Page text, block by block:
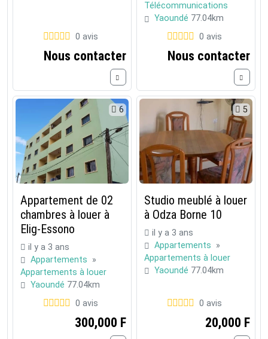
0 avis
Nous contacter
Télécommunications
Yaoundé 77.04km
0 avis
Nous contacter
6
Appartement de 02
chambres à louer à
Elig-Essono
il y a 3 ans
Appartements »
Appartements à louer
Yaoundé 77.04km
0 avis
300,000 F
5
Studio meublé à louer
à Odza Borne 10
il y a 3 ans
Appartements »
Appartements à louer
Yaoundé 77.04km
0 avis
20,000 F